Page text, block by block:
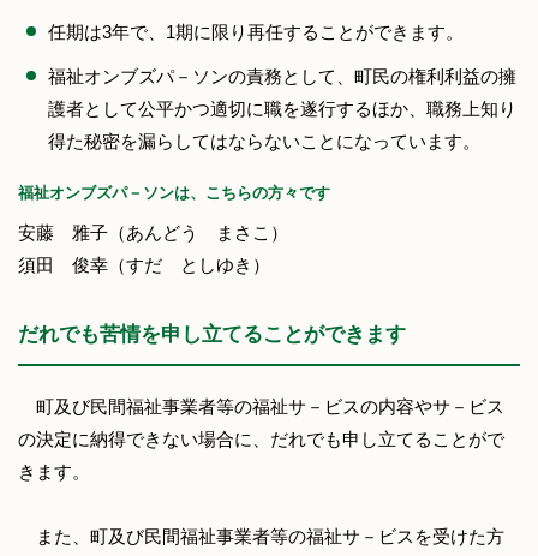
任期は3年で、1期に限り再任することができます。
福祉オンブズパ－ソンの責務として、町民の権利利益の擁
護者として公平かつ適切に職を遂行するほか、職務上知り
得た秘密を漏らしてはならないことになっています。
福祉オンブズパ－ソンは、こちらの方々です
安藤 雅子（あんどう まさこ）
須田 俊幸（すだ としゆき）
だれでも苦情を申し立てることができます
町及び民間福祉事業者等の福祉サ－ビスの内容やサ－ビス
の決定に納得できない場合に、だれでも申し立てることがで
きます。
また、町及び民間福祉事業者等の福祉サ－ビスを受けた方